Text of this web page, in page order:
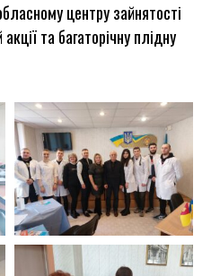
центру зайнятості
та багаторічну плідну